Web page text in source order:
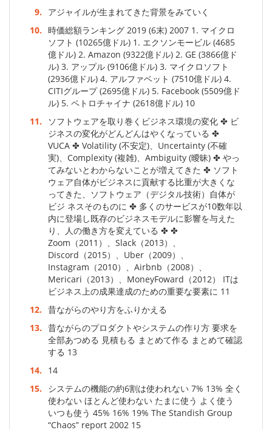
9. アジャイルが生まれてきた背景をみていく
10. 時価総額ランキング 2019 (6末) 2007 1. マイクロ
ソフト (10265億ドル) 1. エクソンモービル (4685
億ドル) 2. Amazon (9322億ドル) 2. GE (3866億ド
ル) 3. アップル (9106億ドル) 3. マイクロソフト
(2936億ドル) 4. アルファベット (7510億ドル) 4.
CITIグループ (2695億ドル) 5. Facebook (5509億ド
ル) 5. ペトロチャイナ (2618億ドル) 10
11.
ソフトウェアを取り巻くビジネス環境の変化 ✤ ビ
ジネスの変化がどんどんはやくなっている ✤
VUCA ✤ Volatility (不安定)、Uncertainty (不確
実)、Complexity (複雑)、Ambiguity (曖昧) ✤ やっ
てみないとわからないことが増えてきた ✤ ソフト
ウェア自体がビジネスに貢献する比重が大きくな
ってきた、ソフトウェア（デジタル技術）自体が
ビジ ネスそのものに ✤ 多くのサービスが10数年以
内に登場し既存のビジネスモデルに影響を与えた
り、人の働き方を変えている ✤ ✤
Zoom（2011）、Slack（2013）、
Discord（2015）、Uber（2009）、
Instagram（2010）、Airbnb（2008）、
Mericari（2013）、MoneyFoward（2012） ITは
ビジネス上の成果達成のための重要な要素に 11
12. 昔ながらのやり方をふりかえる
13. 昔ながらのプロダクトやシステムの作り方 要求を
全部あつめる 見積もる まとめて作る まとめて確認
する 13
14. 14
15. システムの機能の約6割は使われない 7% 13% 全く
使わない ほとんど使わない たまに使う よく使う
いつも使う 45% 16% 19% The Standish Group
“Chaos” report 2002 15